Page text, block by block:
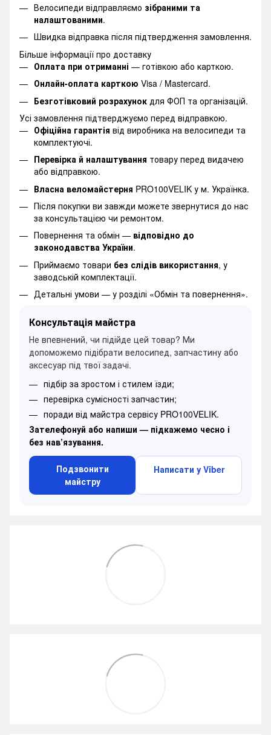
Велосипеди відправляємо зібраними та
налаштованими.
Швидка відправка після підтвердження замовлення.
Більше інформації про доставку
Оплата при отриманні — готівкою або карткою.
Онлайн-оплата карткою Visa / Mastercard.
Безготівковий розрахунок для ФОП та організацій.
Усі замовлення підтверджуємо перед відправкою.
Офіційна гарантія від виробника на велосипеди та
комплектуючі.
Перевірка й налаштування товару перед видачею
або відправкою.
Власна веломайстерня PRO100VELIK у м. Українка.
Після покупки ви завжди можете звернутися до нас
за консультацією чи ремонтом.
Повернення та обмін — відповідно до
законодавства України.
Приймаємо товари без слідів використання, у
заводській комплектації.
Детальні умови — у розділі «Обмін та повернення».
Консультація майстра
Не впевнений, чи підійде цей товар? Ми
допоможемо підібрати велосипед, запчастину або
аксесуар під твої задачі.
підбір за зростом і стилем їзди;
перевірка сумісності запчастин;
поради від майстра сервісу PRO100VELIK.
Зателефонуй або напиши — підкажемо чесно і
без нав’язування.
Подзвонити
майстру
Написати у Viber